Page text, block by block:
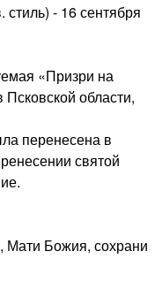
стиль) - 16 сентября
«Призри на
области,
перенесена в
святой
Божия, сохрани